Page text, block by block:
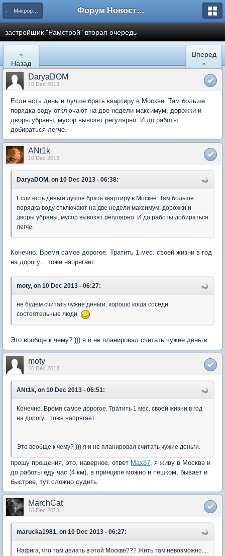
← Микрорайон Солнечный (ул. Лучистая 1, 2, 3) Форум Новостройки
застройщик "Рамстрой" вторая очередь
«
Назад
Вперед
»
DaryaDOM
10 Dec 2013
Если есть деньги лучше брать квартиру в Москве. Там больше
порядка воду отключают на две недели максимум, дорожки и
дворы убраны, мусор вывозят регулярно. И до работы
добираться легче.
ANt1k
10 Dec 2013
DaryaDOM, on 10 Dec 2013 - 06:38:
Если есть деньги лучше брать квартиру в Москве. Там больше
порядка воду отключают на две недели максимум, дорожки и
дворы убраны, мусор вывозят регулярно. И до работы добираться
легче.
Конечно. Время самое дорогое. Тратить 1 мес. своей жизни в год
на дорогу... тоже напрягает.
moty, on 10 Dec 2013 - 06:27:
не будем считать чужие деньги, хорошо когда соседи
состоятельные люди
Это вообще к чему? ))) я и не планировал считать чужие деньги.
moty
10 Dec 2013
ANt1k, on 10 Dec 2013 - 06:51:
Конечно. Время самое дорогое. Тратить 1 мес. своей жизни в год
на дорогу... тоже напрягает.
Это вообще к чему? ))) я и не планировал считать чужие деньги.
прошу прощения, это, наверное, ответ Max87, я живу в Москве и
до работы еду час (4 км), в принципе можно и пешком, бывает и
быстрее, тут сложно судить.
MarchCat
10 Dec 2013
marucka1981, on 10 Dec 2013 - 06:27:
Нафига, что там делать в этой Москве??? Жить там невозможно....